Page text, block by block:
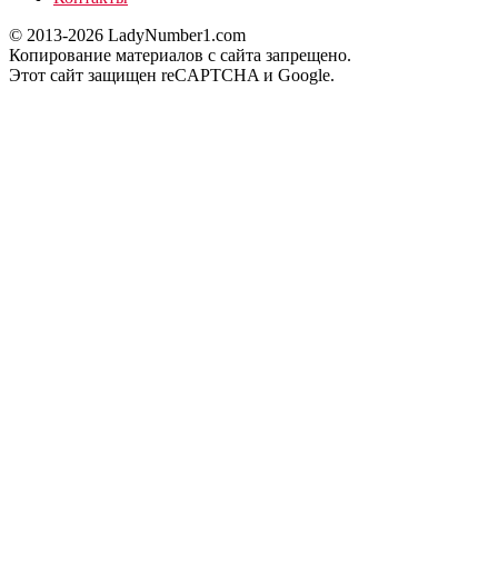
© 2013-2026 LadyNumber1.com
Копирование материалов c сайта запрещено.
Этот сайт защищен reCAPTCHA и Google.